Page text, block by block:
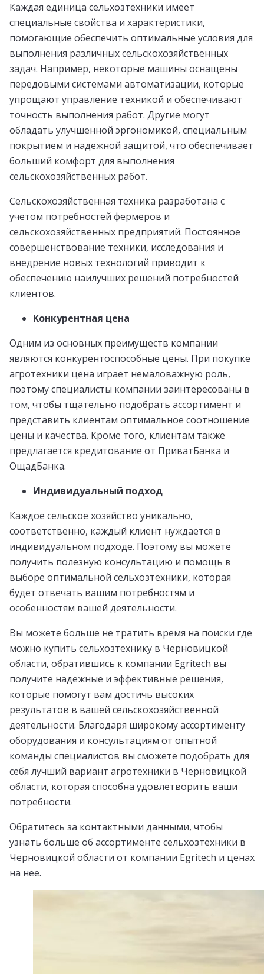
Каждая единица сельхозтехники имеет
специальные свойства и характеристики,
помогающие обеспечить оптимальные условия для
выполнения различных сельскохозяйственных
задач. Например, некоторые машины оснащены
передовыми системами автоматизации, которые
упрощают управление техникой и обеспечивают
точность выполнения работ. Другие могут
обладать улучшенной эргономикой, специальным
покрытием и надежной защитой, что обеспечивает
больший комфорт для выполнения
сельскохозяйственных работ.
Сельскохозяйственная техника разработана с
учетом потребностей фермеров и
сельскохозяйственных предприятий. Постоянное
совершенствование техники, исследования и
внедрение новых технологий приводит к
обеспечению наилучших решений потребностей
клиентов.
Конкурентная цена
Одним из основных преимуществ компании
являются конкурентоспособные цены. При покупке
агротехники цена играет немаловажную роль,
поэтому специалисты компании заинтересованы в
том, чтобы тщательно подобрать ассортимент и
представить клиентам оптимальное соотношение
цены и качества. Кроме того, клиентам также
предлагается кредитование от ПриватБанка и
ОщадБанка.
Индивидуальный подход
Каждое сельское хозяйство уникально,
соответственно, каждый клиент нуждается в
индивидуальном подходе. Поэтому вы можете
получить полезную консультацию и помощь в
выборе оптимальной сельхозтехники, которая
будет отвечать вашим потребностям и
особенностям вашей деятельности.
Вы можете больше не тратить время на поиски где
можно купить сельхозтехнику в Черновицкой
области, обратившись к компании Egritech вы
получите надежные и эффективные решения,
которые помогут вам достичь высоких
результатов в вашей сельскохозяйственной
деятельности. Благодаря широкому ассортименту
оборудования и консультациям от опытной
команды специалистов вы сможете подобрать для
себя лучший вариант агротехники в Черновицкой
области, которая способна удовлетворить ваши
потребности.
Обратитесь за контактными данными, чтобы
узнать больше об ассортименте сельхозтехники в
Черновицкой области от компании Egritech и ценах
на нее.